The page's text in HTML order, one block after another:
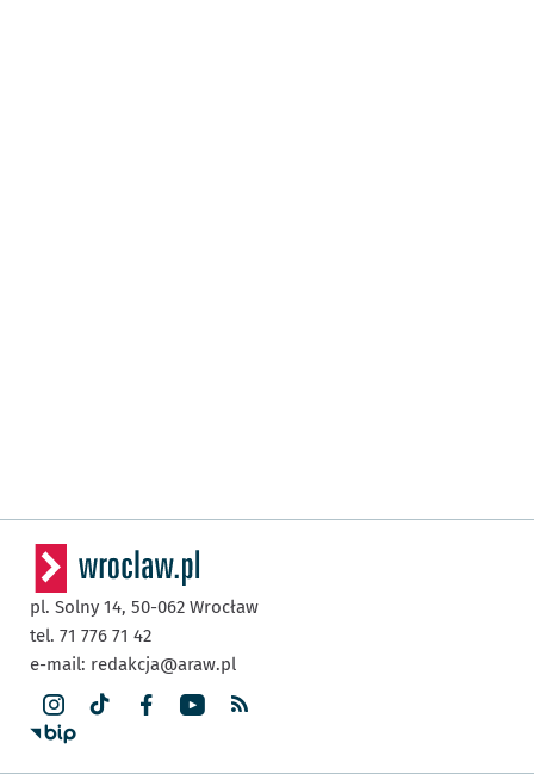
pl. Solny 14, 50-062 Wrocław
tel. 71 776 71 42
e-mail: redakcja@araw.pl